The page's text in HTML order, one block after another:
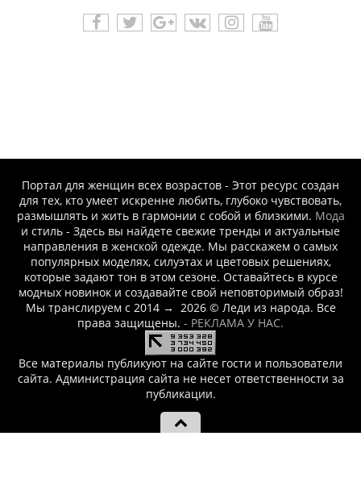
Портал для женщин всех возрастов - Этот ресурс создан
для тех, кто умеет искренне любить, глубоко чувствовать,
размышлять и жить в гармонии с собой и близкими. Мода
и стиль - Здесь вы найдете свежие тренды и актуальные
направления в женской одежде. Мы расскажем о самых
популярных моделях, силуэтах и цветовых решениях,
которые задают тон в этом сезоне. Оставайтесь в курсе
модных новинок и создавайте свой неповторимый образ!
Мы транслируем с 2014→ 2026© Леди из народа. Все
права защищены. - РЕКЛАМА У НАС.
Все материалы публикуют на сайте гости и пользователи
сайта. Администрация сайта не несет ответственности за
публикации.